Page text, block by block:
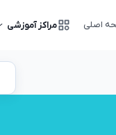
اصلی مراکز آموزشی